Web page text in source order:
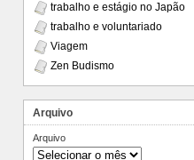
trabalho e estágio no Japão
trabalho e voluntariado
Viagem
Zen Budismo
Arquivo
Arquivo